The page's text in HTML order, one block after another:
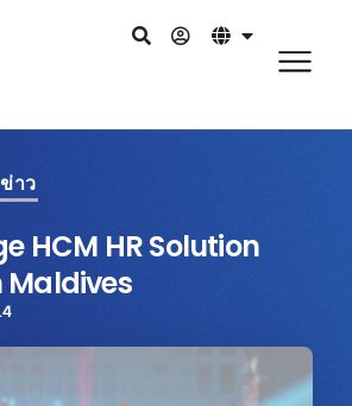
าว
HCM HR Solution
Maldives